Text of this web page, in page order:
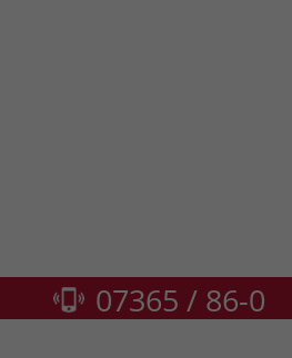
07365 / 86-0